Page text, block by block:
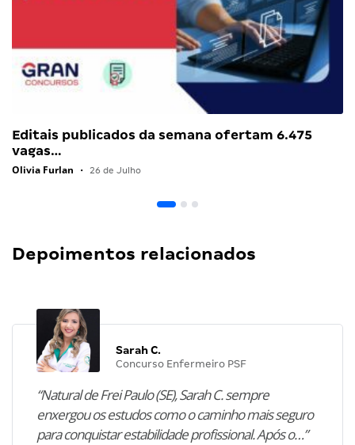
Editais publicados da semana ofertam 6.475
vagas…
Olivia Furlan • 26 de Julho
Depoimentos relacionados
Sarah C.
Concurso Enfermeiro PSF
“Natural de Frei Paulo (SE), Sarah C. sempre
enxergou os estudos como o caminho mais seguro
para conquistar estabilidade profissional. Após o…”